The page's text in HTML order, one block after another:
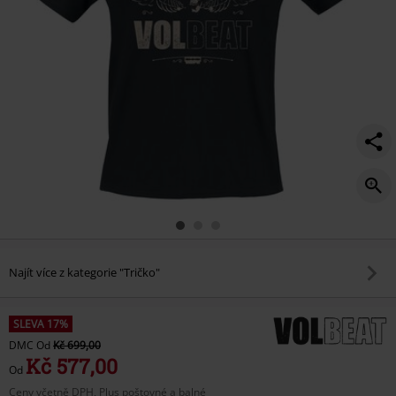
Najít více z kategorie "Tričko"
SLEVA 17%
DMC Od Kč 699,00
Od Kč 577,00
Ceny včetně DPH, Plus poštovné a balné